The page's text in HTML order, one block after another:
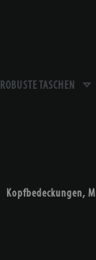
ROBUSTE TASCHEN
Kopfbedeckungen,